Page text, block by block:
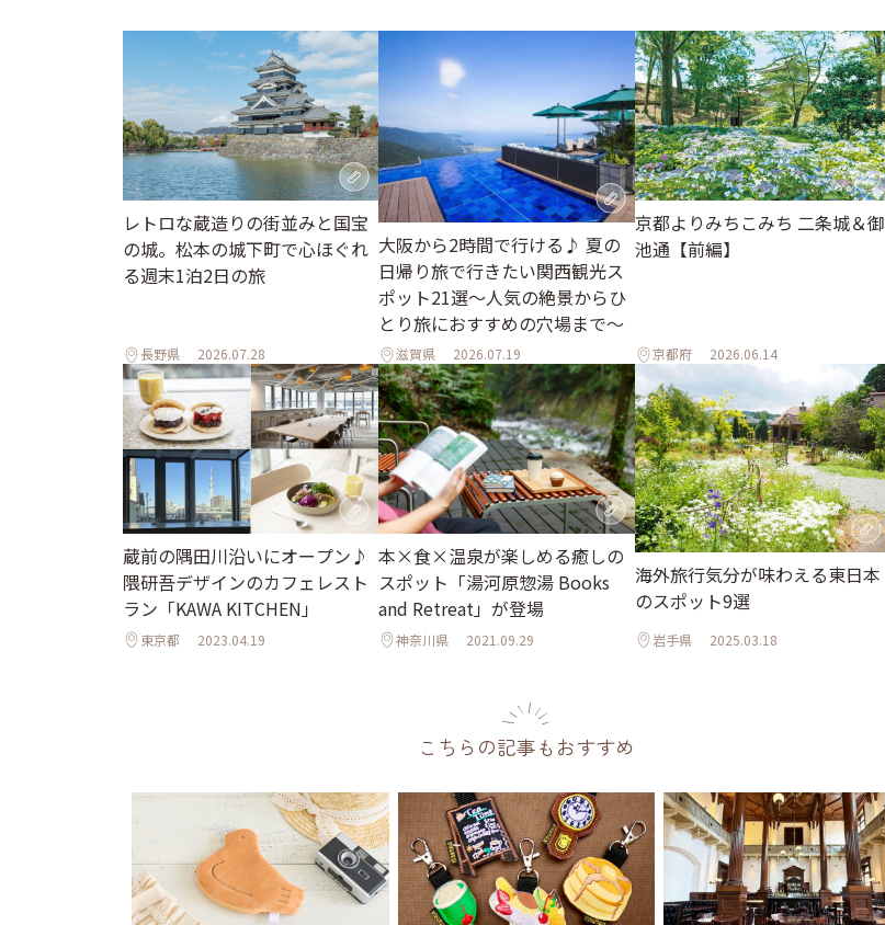
レトロな蔵造りの街並みと国宝
の城。松本の城下町で心ほぐれ
る週末1泊2日の旅
長野県 2026.07.28
大阪から2時間で行ける♪ 夏の
日帰り旅で行きたい関西観光ス
ポット21選～人気の絶景からひ
とり旅におすすめの穴場まで～
滋賀県 2026.07.19
京都よりみちこみち 二条城＆御
池通【前編】
京都府 2026.06.14
蔵前の隅田川沿いにオープン♪
隈研吾デザインのカフェレスト
ラン「KAWA KITCHEN」
東京都 2023.04.19
本×食×温泉が楽しめる癒しの
スポット「湯河原惣湯 Books
and Retreat」が登場
神奈川県 2021.09.29
海外旅行気分が味わえる東日本
のスポット9選
岩手県 2025.03.18
こちらの記事もおすすめ